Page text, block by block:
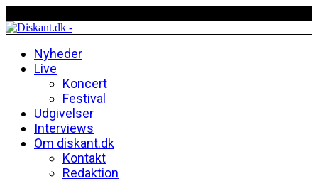
Nyheder
Live
Koncert
Festival
Udgivelser
Interviews
Om diskant.dk
Kontakt
Redaktion